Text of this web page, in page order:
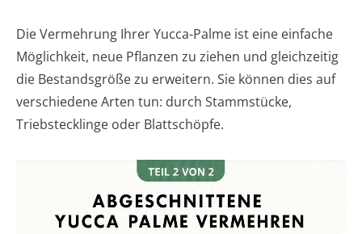
Die Vermehrung Ihrer Yucca-Palme ist eine einfache
Möglichkeit, neue Pflanzen zu ziehen und gleichzeitig
die Bestandsgröße zu erweitern. Sie können dies auf
verschiedene Arten tun: durch Stammstücke,
Triebstecklinge oder Blattschöpfe.